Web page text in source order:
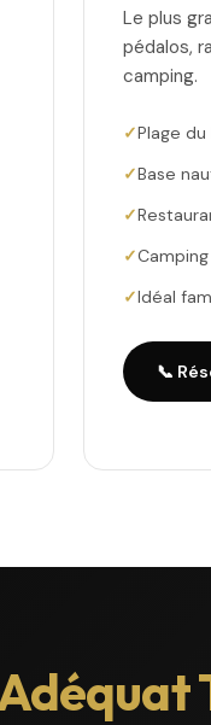
Le plus
pédalos,
camping.
Plage
Base
Idéal
📞